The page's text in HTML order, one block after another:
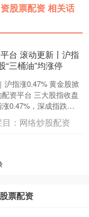
股票配资 相关话
台 滚动更新丨沪指
“三桶油”均涨停
沪指涨0.47% 黄金股掀
资平台 三大股指收盘
0.47%，深成指跌
0.49%。科创综指....
： 网络炒股配资
票配资